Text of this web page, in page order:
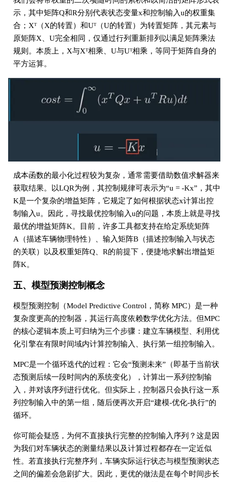
示，其中矩阵Q和R分别代表状态变量x和控制输入u的权重集
合；Xᵀ（X的转置）和Uᵀ（U的转置）为转置矩阵，其元素与
原矩阵X、U完全相同，仅通过行列重新排列以满足矩阵乘法
规则。本质上，X与Xᵀ相乘、U与Uᵀ相乘，等同于矩阵自身的
平方运算。
成本函数的最小化过程较为复杂，通常需要借助数值求解器来
获取结果。以LQR为例，其控制规律可表示为“u = -Kx”，其中
K是一个复杂的增益矩阵，它规定了如何根据状态x计算出控
制输入u。因此，寻找最优控制输入u的问题，本质上就是寻找
最优的增益矩阵K。目前，许多工具都支持在给定系统矩阵
A（描述车辆物理特性）、输入矩阵B（描述控制输入与状态
的关联）以及权重矩阵Q、R的前提下，便捷地求解出增益矩
阵K。
五、模型预测控制概念
模型预测控制（Model Predictive Control，简称 MPC）是一种
复杂度更高的控制器，其运行高度依赖数学优化方法。但MPC
的核心逻辑本质上可归纳为三个步骤：建立车辆模型、利用优
化引擎在有限时间域内计算控制输入、执行第一组控制输入。
MPC是一个循环迭代的过程：它会“预测未来”（即基于当前状
态预测后续一段时间内的系统变化），计算出一系列控制输
入，并对该序列进行优化。但实际上，控制器只会执行这一系
列控制输入中的第一组，随后便再次开启“建模-优化-执行”的
循环。
你可能会疑惑，为何不直接执行完整的控制输入序列？这是因
为我们对车辆状态的测量结果以及计算过程都存在一定近似
性。若直接执行完整序列，车辆实际运行状态与模型预测状态
之间的偏差会急剧扩大。因此，更优的做法是在每个时间步长